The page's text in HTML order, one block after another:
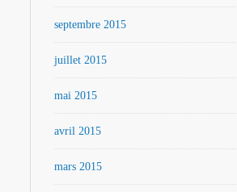
septembre 2015
juillet 2015
mai 2015
avril 2015
mars 2015